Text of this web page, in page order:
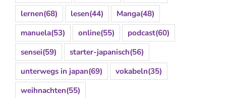
lernen(68) lesen(44) Manga(48)
manuela(53) online(55) podcast(60)
sensei(59) starter-japanisch(56)
unterwegs in japan(69) vokabeln(35)
weihnachten(55)